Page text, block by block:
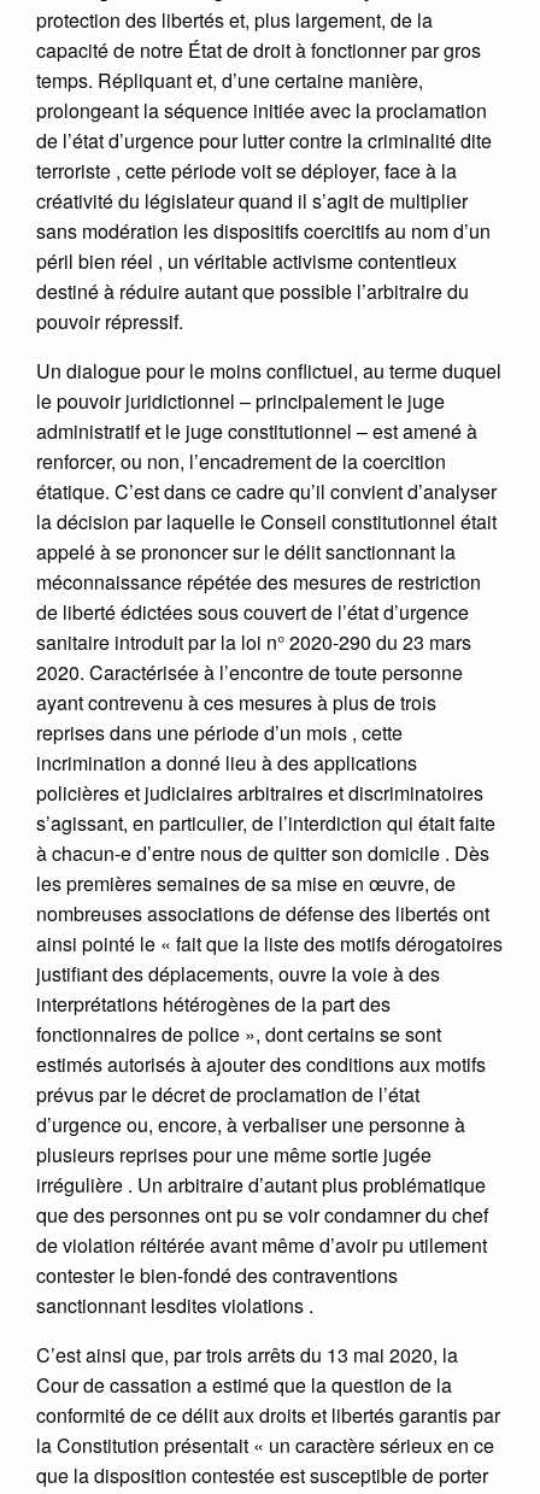
protection des libertés et, plus largement, de la
capacité de notre État de droit à fonctionner par gros
temps. Répliquant et, d’une certaine manière,
prolongeant la séquence initiée avec la proclamation
de l’état d’urgence pour lutter contre la criminalité dite
terroriste , cette période voit se déployer, face à la
créativité du législateur quand il s’agit de multiplier
sans modération les dispositifs coercitifs au nom d’un
péril bien réel , un véritable activisme contentieux
destiné à réduire autant que possible l’arbitraire du
pouvoir répressif.
Un dialogue pour le moins conflictuel, au terme duquel
le pouvoir juridictionnel – principalement le juge
administratif et le juge constitutionnel – est amené à
renforcer, ou non, l’encadrement de la coercition
étatique. C’est dans ce cadre qu’il convient d’analyser
la décision par laquelle le Conseil constitutionnel était
appelé à se prononcer sur le délit sanctionnant la
méconnaissance répétée des mesures de restriction
de liberté édictées sous couvert de l’état d’urgence
sanitaire introduit par la loi n° 2020-290 du 23 mars
2020. Caractérisée à l’encontre de toute personne
ayant contrevenu à ces mesures à plus de trois
reprises dans une période d’un mois , cette
incrimination a donné lieu à des applications
policières et judiciaires arbitraires et discriminatoires
s’agissant, en particulier, de l’interdiction qui était faite
à chacun-e d’entre nous de quitter son domicile . Dès
les premières semaines de sa mise en œuvre, de
nombreuses associations de défense des libertés ont
ainsi pointé le « fait que la liste des motifs dérogatoires
justifiant des déplacements, ouvre la voie à des
interprétations hétérogènes de la part des
fonctionnaires de police », dont certains se sont
estimés autorisés à ajouter des conditions aux motifs
prévus par le décret de proclamation de l’état
d’urgence ou, encore, à verbaliser une personne à
plusieurs reprises pour une même sortie jugée
irrégulière . Un arbitraire d’autant plus problématique
que des personnes ont pu se voir condamner du chef
de violation réitérée avant même d’avoir pu utilement
contester le bien-fondé des contraventions
sanctionnant lesdites violations .
C’est ainsi que, par trois arrêts du 13 mai 2020, la
Cour de cassation a estimé que la question de la
conformité de ce délit aux droits et libertés garantis par
la Constitution présentait « un caractère sérieux en ce
que la disposition contestée est susceptible de porter